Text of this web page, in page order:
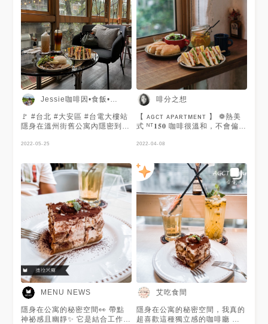
Jessie咖啡因•食飯•旅遊
🚩 #台北 #大安區 #台電大樓站
隱身在溫州街舊公寓內隱密到會
但大家只要看到轉角49巷的路
樓後，電梯開門就是了〰️ 照片
木質窗框的落地窗，整間採光超
好❗️這裡平日是不限時，所以常
常滿座，，鹹食、甜點、咖啡、
茶飲甚至酒類通通應有盡有🉐️ .
✎ 三種酒的提拉米蘇 ʂ150 身為
熱愛酒味的提拉米蘇控〰️看到有
威士忌➕卡魯娃奶酒➕咖啡酒❕已
經想吃很久了，但是意外的酒味
並沒有想像中的很濃很重，是大
眾都可以接受的酒味！下層沒有
用手指餅乾是純粹蛋糕體，但是
濕度剛剛好‼️是我的菜💕 ✎ 公寓
三明治 ʂ250 紮實的火腿生菜番
茄半熟蛋，會有點蛋黃汁☺️吐司
烤的焦度是我喜歡的，整盤吃完
真的會有飽足感〰️ ✎ 秘製咖哩
2022-05-25
啡分之想
【 ᴀɢᴄᴛ ᴀᴘᴀʀᴛᴍᴇɴᴛ 】 ❁熱美
式 ᴺᵀ𝟏𝟓𝟎 咖啡很溫和，不會偏
命C ᴺᵀ𝟏𝟓𝟎 葡萄柚果肉&檸檬果
級維他命果汁，當天是去吃早午
餐，fan編非常喜歡這款飲料，
很清爽，作為早上第一杯飲品非
常適合，不會很酸，很舒服。 ❁
公寓三明治 ᴺᵀ𝟐𝟓𝟎 現煎的培根搭
配太陽蛋，以及新鮮的生菜跟多
汁的蕃茄，整體搭配起來完全不
會油膩，反而很清爽，當早餐也
很適合，太陽蛋恰到好處，不會
太生，又能增加整體的香氣，
fan編覺得還不錯。 ❁公寓早餐
盤 ᴺᵀ𝟏𝟓𝟎 早餐盤很清淡，有現烤
的夏巴塔麵包，和橄欖油跟紅酒
醋，整體搭配起來真的很適合早
上吃，也很適合這間咖啡廳的氛
圍，AC編第一次覺得沙拉好吃
就是在這間店！ | 靡靡之音 | 這
2022-04-08
MENU NEWS
隱身在公寓的秘密空間👀 帶點
神祕感且幽靜✨ 它是結合工作室
艾吃食間
隱身在公寓的秘密空間，我真的
超喜歡這種獨立感的咖啡廳 帶